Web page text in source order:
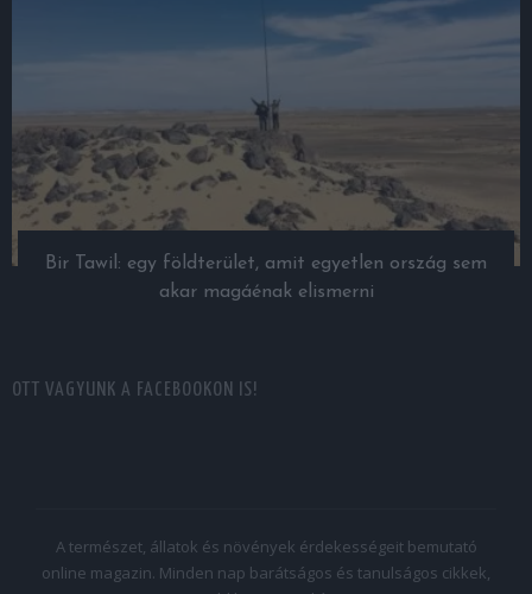
Bir Tawil: egy földterület, amit egyetlen ország sem
akar magáénak elismerni
OTT VAGYUNK A FACEBOOKON IS!
A természet, állatok és növények érdekességeit bemutató
online magazin. Minden nap barátságos és tanulságos cikkek,